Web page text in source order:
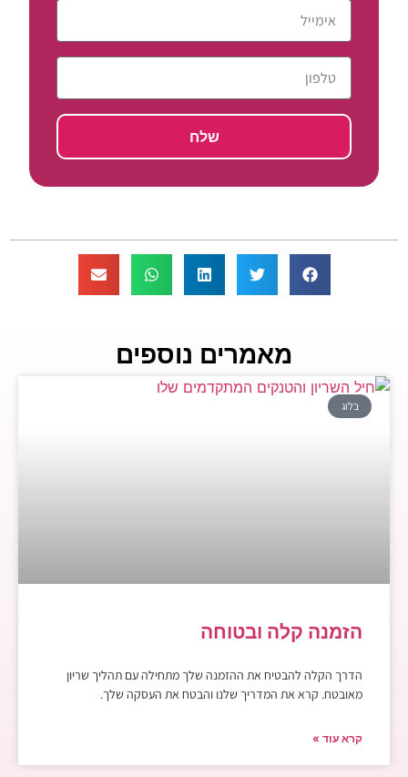
שלח
מאמרים נוספים
בלוג
הזמנה קלה ובטוחה
הדרך הקלה להבטיח את ההזמנה שלך מתחילה עם תהליך שריון
מאובטח. קרא את המדריך שלנו והבטח את העסקה שלך.
קרא עוד »